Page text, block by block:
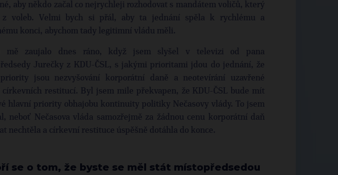
aby někdo začal co nejrychleji rozhodovat s mandátem voličů, který
z voleb. Velmi bych si přál, aby ta jednání spěla k rychlému a
konci, abychom tady legitimní vládu měli.
mě zaujalo dnes ráno, když jsem slyšel v televizi od pana
Jurečky z KDU-ČSL, s jakými prioritami jdou do jednání, že
jsou nezvyšování korporátní daně a neotevírání uzavřené
církevních restitucí. Byl jsem mile překvapen, že KDU-ČSL bude mít
hlavní priority obhajobu kontinuity politiky Nečasovy vlády. To jsem
neboť Nečasova vláda samozřejmě za žádnou cenu korporátní daň
nechtěla a církevní restituce úspěšně dotáhla do konce.
se o tom, že byste se měl stát místopředsedou